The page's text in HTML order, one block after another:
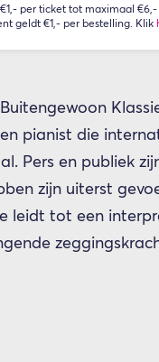
per ticket tot maximaal
geldt €1,- per bestelling. Klik
pianist die
Pers en publiek
zijn uiterst
leidt tot een